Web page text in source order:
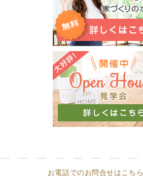
お電話でのお問合せはこちら